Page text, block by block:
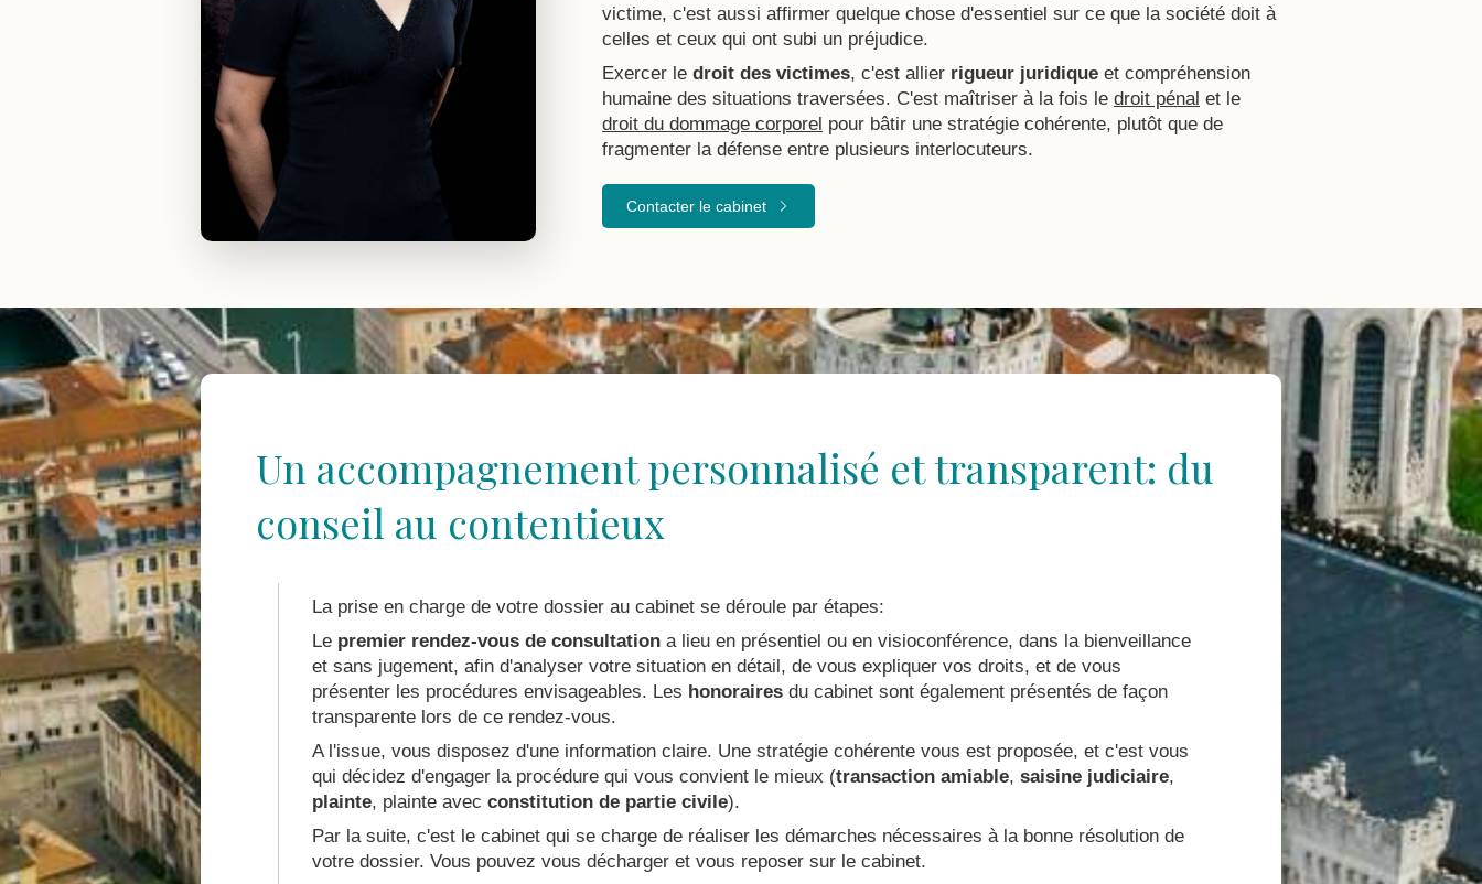
victime, c'est aussi affirmer quelque chose d'essentiel sur ce que la société doit à
celles et ceux qui ont subi un préjudice.
Exercer le droit des victimes, c'est allier rigueur juridique et compréhension
humaine des situations traversées. C'est maîtriser à la fois le droit pénal et le
droit du dommage corporel pour bâtir une stratégie cohérente, plutôt que de
fragmenter la défense entre plusieurs interlocuteurs.
Contacter le cabinet
Un accompagnement personnalisé et transparent: du
conseil au contentieux
La prise en charge de votre dossier au cabinet se déroule par étapes:
Le premier rendez-vous de consultation a lieu en présentiel ou en visioconférence, dans la bienveillance
et sans jugement, afin d'analyser votre situation en détail, de vous expliquer vos droits, et de vous
présenter les procédures envisageables. Les honoraires du cabinet sont également présentés de façon
transparente lors de ce rendez-vous.
A l'issue, vous disposez d'une information claire. Une stratégie cohérente vous est proposée, et c'est vous
qui décidez d'engager la procédure qui vous convient le mieux (transaction amiable, saisine judiciaire,
plainte, plainte avec constitution de partie civile).
Par la suite, c'est le cabinet qui se charge de réaliser les démarches nécessaires à la bonne résolution de
votre dossier. Vous pouvez vous décharger et vous reposer sur le cabinet.